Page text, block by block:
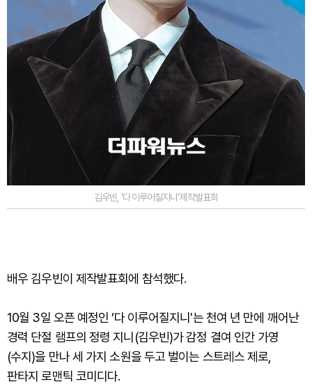
김우빈, '다 이루어질지니'제작발표회
배우 김우빈이 제작발표회에 참석했다.
10월 3일 오픈 예정인 ’다 이루어질지니 '는 천여 년 만에 깨어난
경력 단절 램프의 정령 지니 (김우빈)가감정 결여 인간 가영
(수지 )을 만나세 가지 소원을 두고 벌이는 스트레스제로
판타지 로맨틱 코미디다.